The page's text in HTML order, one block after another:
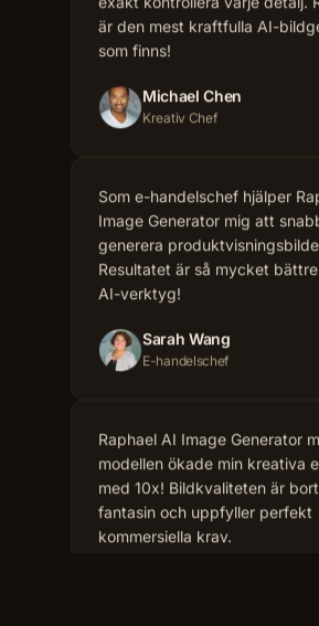
Michael Chen
Kreativ Chef
Som e-handelschef hjälper
Resultatet är så mycket bättre
AI-verktyg!
Sarah Wang
E-handelschef
Raphael AI Image Generator
fantasin och uppfyller perfekt
kommersiella krav.
Sophie Miller
Frilansande Designer